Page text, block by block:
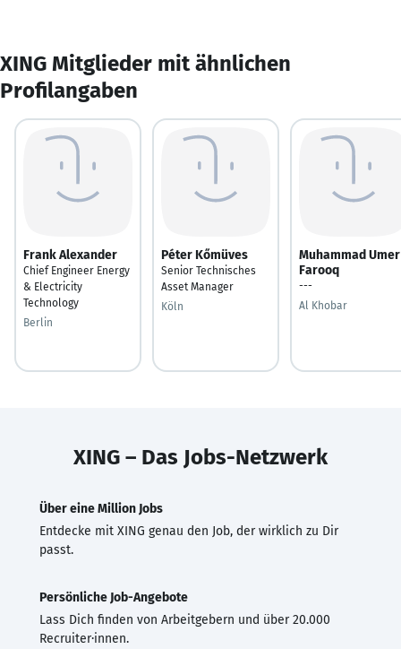
XING Mitglieder mit ähnlichen
Profilangaben
Frank Alexander
Chief Engineer Energy
& Electricity
Technology
Berlin
Péter Kőmüves
Senior Technisches
Asset Manager
Köln
Muhammad Umer
Farooq
---
Al Khobar
XING – Das Jobs-Netzwerk
Über eine Million Jobs
Entdecke mit XING genau den Job, der wirklich zu Dir
passt.
Persönliche Job-Angebote
Lass Dich finden von Arbeitgebern und über 20.000
Recruiter·innen.